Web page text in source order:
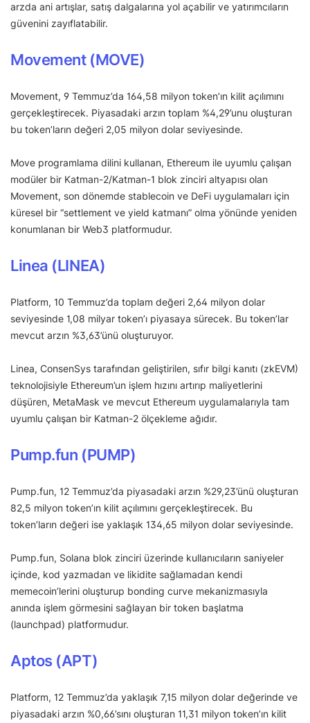
arzda ani artışlar, satış dalgalarına yol açabilir ve yatırımcıların
güvenini zayıflatabilir.
Movement (MOVE)
Movement, 9 Temmuz’da 164,58 milyon token’ın kilit açılımını
gerçekleştirecek. Piyasadaki arzın toplam %4,29’unu oluşturan
bu token’ların değeri 2,05 milyon dolar seviyesinde.
Move programlama dilini kullanan, Ethereum ile uyumlu çalışan
modüler bir Katman-2/Katman-1 blok zinciri altyapısı olan
Movement, son dönemde stablecoin ve DeFi uygulamaları için
küresel bir “settlement ve yield katmanı” olma yönünde yeniden
konumlanan bir Web3 platformudur.
Linea (LINEA)
Platform, 10 Temmuz’da toplam değeri 2,64 milyon dolar
seviyesinde 1,08 milyar token’ı piyasaya sürecek. Bu token’lar
mevcut arzın %3,63’ünü oluşturuyor.
Linea, ConsenSys tarafından geliştirilen, sıfır bilgi kanıtı (zkEVM)
teknolojisiyle Ethereum’un işlem hızını artırıp maliyetlerini
düşüren, MetaMask ve mevcut Ethereum uygulamalarıyla tam
uyumlu çalışan bir Katman-2 ölçekleme ağıdır.
Pump.fun (PUMP)
Pump.fun, 12 Temmuz’da piyasadaki arzın %29,23’ünü oluşturan
82,5 milyon token’ın kilit açılımını gerçekleştirecek. Bu
token’ların değeri ise yaklaşık 134,65 milyon dolar seviyesinde.
Pump.fun, Solana blok zinciri üzerinde kullanıcıların saniyeler
içinde, kod yazmadan ve likidite sağlamadan kendi
memecoin’lerini oluşturup bonding curve mekanizmasıyla
anında işlem görmesini sağlayan bir token başlatma
(launchpad) platformudur.
Aptos (APT)
Platform, 12 Temmuz’da yaklaşık 7,15 milyon dolar değerinde ve
piyasadaki arzın %0,66’sını oluşturan 11,31 milyon token’ın kilit